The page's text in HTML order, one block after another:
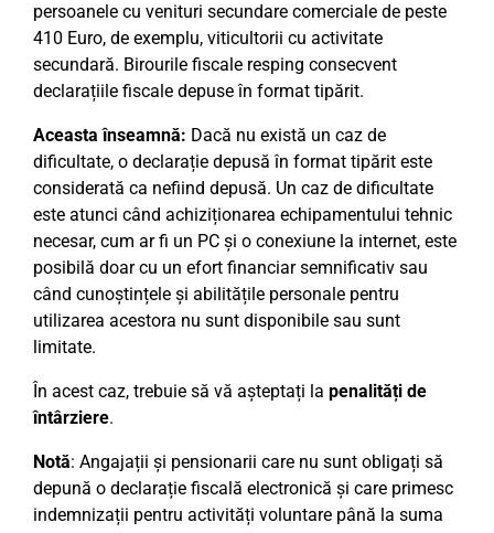
persoanele cu venituri secundare comerciale de peste
410 Euro, de exemplu, viticultorii cu activitate
secundară. Birourile fiscale resping consecvent
declarațiile fiscale depuse în format tipărit.
Aceasta înseamnă: Dacă nu există un caz de
dificultate, o declarație depusă în format tipărit este
considerată ca nefiind depusă. Un caz de dificultate
este atunci când achiziționarea echipamentului tehnic
necesar, cum ar fi un PC și o conexiune la internet, este
posibilă doar cu un efort financiar semnificativ sau
când cunoștințele și abilitățile personale pentru
utilizarea acestora nu sunt disponibile sau sunt
limitate.
În acest caz, trebuie să vă așteptați la penalități de
întârziere.
Notă: Angajații și pensionarii care nu sunt obligați să
depună o declarație fiscală electronică și care primesc
indemnizații pentru activități voluntare până la suma